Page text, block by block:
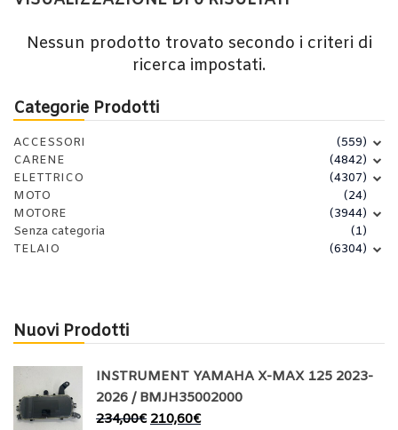
Categorie Prodotti
ACCESSORI
(559)
CARENE
(4842)
ELETTRICO
(4307)
MOTO
(24)
MOTORE
(3944)
Senza categoria
(1)
TELAIO
(6304)
Nuovi Prodotti
INSTRUMENT YAMAHA X-MAX 125 2023-
2026 / BMJH35002000
234,00€ 210,60€
Nessun prodotto trovato secondo i criteri di
ricerca impostati.